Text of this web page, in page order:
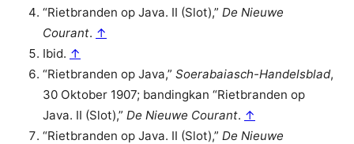
“Rietbranden op Java. II (Slot),” De Nieuwe
Courant. ↑
Ibid. ↑
“Rietbranden op Java,” Soerabaiasch-Handelsblad,
30 Oktober 1907; bandingkan “Rietbranden op
Java. II (Slot),” De Nieuwe Courant. ↑
“Rietbranden op Java. II (Slot),” De Nieuwe